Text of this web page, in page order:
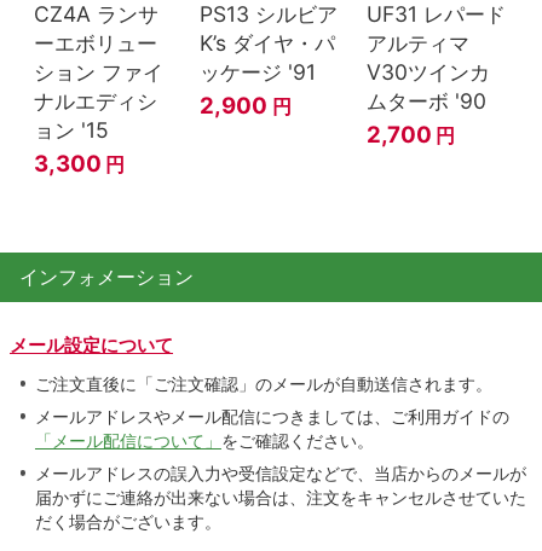
CZ4A ランサ
ーエボリュー
ション ファイ
ナルエディシ
ョン '15
3,300 円
PS13 シルビア
K’s ダイヤ・パ
ッケージ '91
2,900 円
UF31 レパード
アルティマ
V30ツインカ
ムターボ '90
2,700 円
インフォメーション
メール設定について
ご注文直後に「ご注文確認」のメールが自動送信されます。
メールアドレスやメール配信につきましては、ご利用ガイドの
「メール配信について」 をご確認ください。
メールアドレスの誤入力や受信設定などで、当店からのメールが
届かずにご連絡が出来ない場合は、注文をキャンセルさせていた
だく場合がございます。